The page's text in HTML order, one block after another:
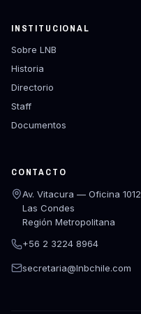
INSTITUCIONAL
Sobre LNB
Historia
Directorio
Staff
Documentos
CONTACTO
Av. Vitacura — Oficina 1012
Las Condes
Región Metropolitana
+56 2 3224 8964
secretaria@lnbchile.com